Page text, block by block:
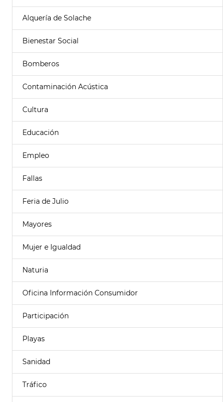
Alquería de Solache
Bienestar Social
Bomberos
Contaminación Acústica
Cultura
Educación
Empleo
Fallas
Feria de Julio
Mayores
Mujer e Igualdad
Naturia
Oficina Información Consumidor
Participación
Playas
Sanidad
Tráfico